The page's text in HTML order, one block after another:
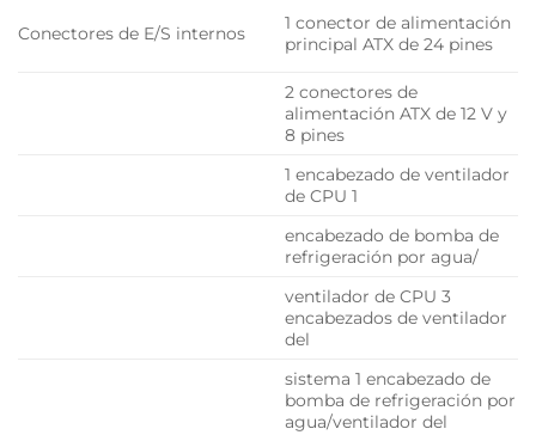
Conectores de E/S internos
1 conector de alimentación
principal ATX de 24 pines
2 conectores de
alimentación ATX de 12 V y
8 pines
1 encabezado de ventilador
de CPU 1
encabezado de bomba de
refrigeración por agua/
ventilador de CPU 3
encabezados de ventilador
del
sistema 1 encabezado de
bomba de refrigeración por
agua/ventilador del